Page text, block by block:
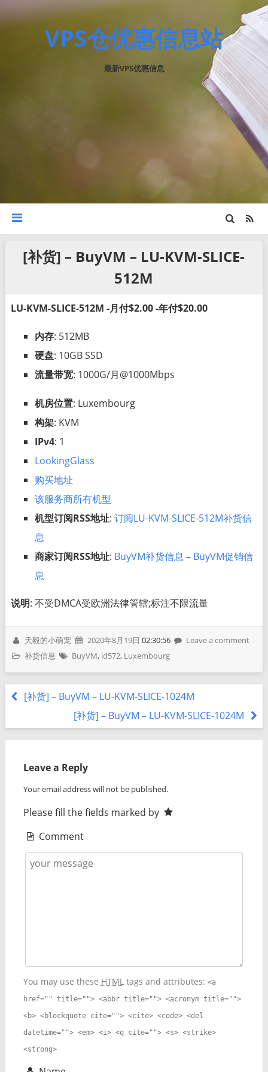
VPS仓优惠信息站
最新VPS优惠信息
[补货] – BuyVM – LU-KVM-SLICE-
512M
LU-KVM-SLICE-512M -月付$2.00 -年付$20.00
内存: 512MB
硬盘: 10GB SSD
流量带宽: 1000G/月@1000Mbps
机房位置: Luxembourg
构架: KVM
IPv4: 1
LookingGlass
购买地址
该服务商所有机型
机型订阅RSS地址: 订阅LU-KVM-SLICE-512M补货信
息
商家订阅RSS地址: BuyVM补货信息 – BuyVM促销信
息
说明: 不受DMCA受欧洲法律管辖;标注不限流量
天毅的小萌宠 2020年8月19日 02:30:56
Leave a comment
补货信息
BuyVM, id572, Luxembourg
[补货] – BuyVM – LU-KVM-SLICE-1024M
[补货] – BuyVM – LU-KVM-SLICE-1024M
Leave a Reply
Your email address will not be published.
Please fill the fields marked by
Comment
You may use these HTMLtags and attributes: <a
href="" title=""> <abbr title=""> <acronym title="">
<b> <blockquote cite=""> <cite> <code> <del
datetime=""> <em> <i> <q cite=""> <s> <strike>
<strong>